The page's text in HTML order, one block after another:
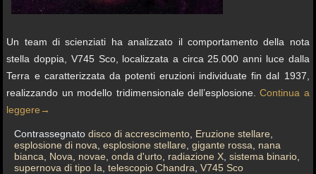
Un team di scienziati ha analizzato il comportamento della nota
stella doppia, V745 Sco, localizzata a circa 25.000 anni luce dalla
Terra e caratterizzata da potenti eruzioni individuate fin dal 1937,
realizzando un modello tridimensionale dell’esplosione.Continua a
leggere →
Contrassegnato disco di accrescimento Eruzione stellare
esplosione di nova ,esplosione stellare ,gigante rossa
nana
bianca
Nova novae ,onda d'urto radiazione X ,sistema binario
supernova di tipo Ia ,telescopio Chandra ,V745 Sco